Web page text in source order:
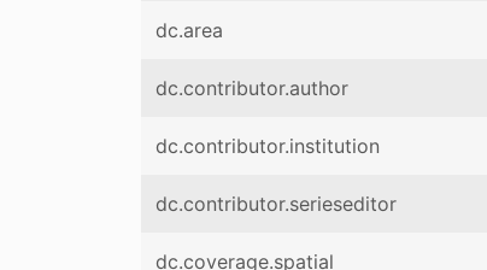
dc.area
dc.contributor.author
dc.contributor.institution
dc.contributor.serieseditor
dc.coverage.spatial